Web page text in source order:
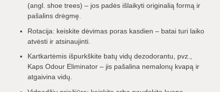
(angl. shoe trees) – jos padės išlaikyti originalią formą ir
pašalins drėgmę.
Rotacija: keiskite dėvimas poras kasdien – batai turi laiko
atvėsti ir atsinaujinti.
Kartkartėmis išpurkškite batų vidų dezodorantu, pvz.,
Kaps Odour Eliminator – jis pašalina nemalonų kvapą ir
atgaivina vidų.